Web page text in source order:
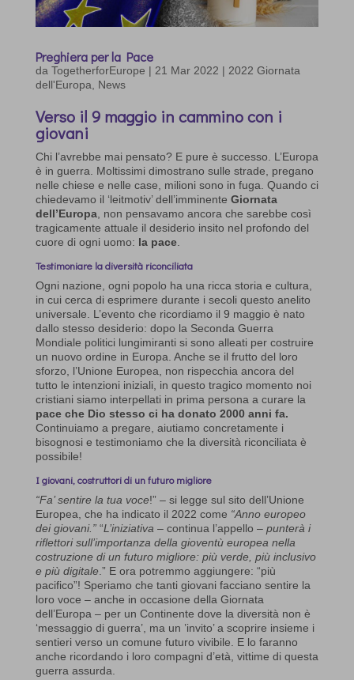
Preghiera per la Pace
da TogetherforEurope | 21 Mar 2022 | 2022 Giornata
dell'Europa
News
Verso il 9 maggio in cammino con i
giovani
Chi l’avrebbe mai pensato? E pure è successo. L’Europa
è in guerra. Moltissimi dimostrano sulle strade, pregano
nelle chiese e nelle case, milioni sono in fuga. Quando ci
chiedevamo il ‘leitmotiv’ dell’imminente Giornata
dell’Europa, non pensavamo ancora che sarebbe così
tragicamente attuale il desiderio insito nel profondo del
cuore di ogni uomo: la pace.
Testimoniare la diversità riconciliata
Ogni nazione, ogni popolo ha una ricca storia e cultura,
in cui cerca di esprimere durante i secoli questo anelito
universale. L’evento che ricordiamo il 9 maggio è nato
dallo stesso desiderio: dopo la Seconda Guerra
Mondiale politici lungimiranti si sono alleati per costruire
un nuovo ordine in Europa. Anche se il frutto del loro
sforzo, l’Unione Europea, non rispecchia ancora del
tutto le intenzioni iniziali, in questo tragico momento noi
cristiani siamo interpellati in prima persona a curare la
pace che Dio stesso ci ha donato 2000 anni fa.
Continuiamo a pregare, aiutiamo concretamente i
bisognosi e testimoniamo che la diversità riconciliata è
possibile!
I giovani, costruttori di un futuro migliore
“Fa’ sentire la tua voce!” – si legge sul sito dell’Unione
Europea, che ha indicato il 2022 come “Anno europeo
dei giovani.”“L’iniziativa – continua l’appello – punterà i
riflettori sull’importanza della gioventù europea nella
costruzione di un futuro migliore: più verde, più inclusivo
e più digitale.” E ora potremmo aggiungere: “più
pacifico”! Speriamo che tanti giovani facciano sentire la
loro voce – anche in occasione della Giornata
dell’Europa – per un Continente dove la diversità non è
‘messaggio di guerra’, ma un ’invito’ a scoprire insieme i
sentieri verso un comune futuro vivibile. E lo faranno
anche ricordando i loro compagni d’età, vittime di questa
guerra assurda.